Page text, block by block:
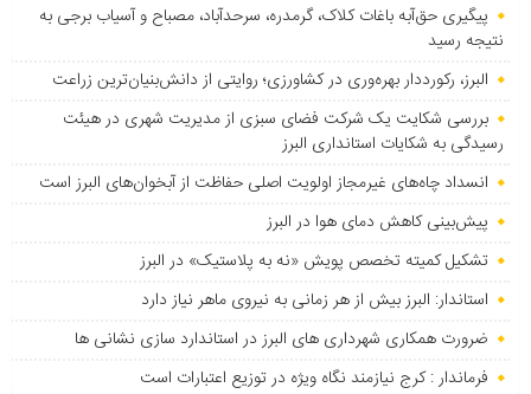
پیگیری حق‌آبه باغات کلاک، گرمدره، سرحدآباد، مصباح و آسیاب برجی به
نتیجه رسید
البرز، رکورددار بهره‌وری در کشاورزی؛ روایتی از دانش‌بنیان‌ترین زراعت
بررسی شکایت یک شرکت فضای سبزی از مدیریت شهری در هیئت
رسیدگی به شکایات استانداری البرز
انسداد چاه‌های غیرمجاز اولویت اصلی حفاظت از آبخوان‌های البرز است
پیش‌بینی کاهش دمای هوا در البرز
تشکیل کمیته تخصص پویش «نه به پلاستیک» در البرز
استاندار: البرز بیش از هر زمانی به نیروی ماهر نیاز دارد
ضرورت همکاری شهرداری های البرز در استاندارد سازی نشانی ها
فرماندار : کرج نیازمند نگاه ویژه در توزیع اعتبارات است